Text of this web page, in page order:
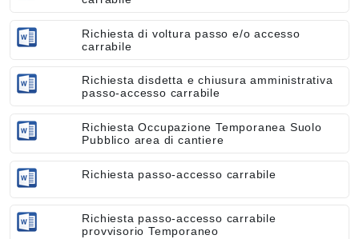
Richiesta di voltura passo e/o accesso
carrabile
Richiesta disdetta e chiusura amministrativa
passo-accesso carrabile
Richiesta Occupazione Temporanea Suolo
Pubblico area di cantiere
Richiesta passo-accesso carrabile
Richiesta passo-accesso carrabile
provvisorio Temporaneo